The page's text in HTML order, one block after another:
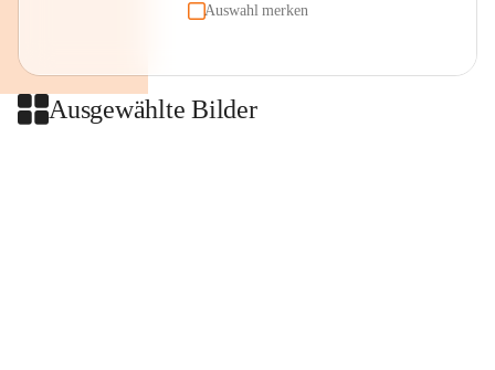
Auswahl merken
Ausgewählte Bilder